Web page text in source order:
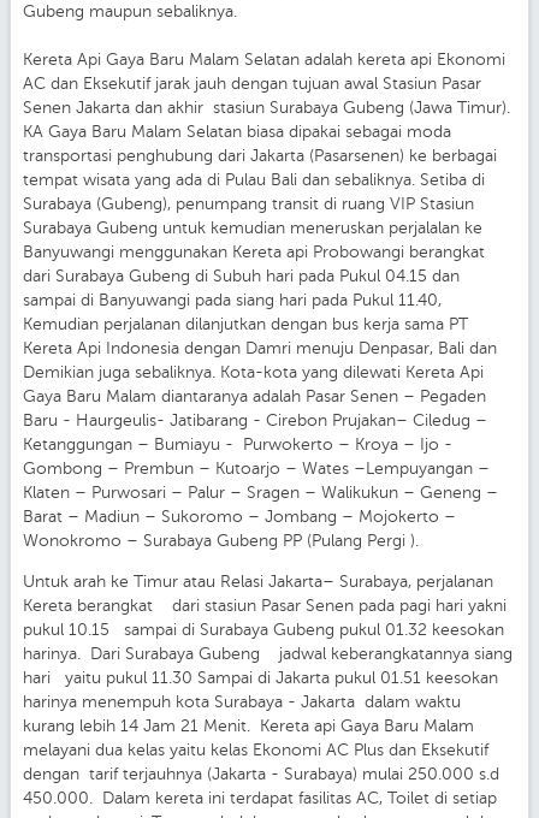
Gubeng maupun sebaliknya.
Kereta Api Gaya Baru Malam Selatan adalah kereta api Ekonomi
AC dan Eksekutif jarak jauh dengan tujuan awal Stasiun Pasar
Senen Jakarta dan akhir stasiun Surabaya Gubeng (Jawa Timur).
KA Gaya Baru Malam Selatan biasa dipakai sebagai moda
transportasi penghubung dari Jakarta (Pasarsenen) ke berbagai
tempat wisata yang ada di Pulau Bali dan sebaliknya. Setiba di
Surabaya (Gubeng), penumpang transit di ruang VIP Stasiun
Surabaya Gubeng untuk kemudian meneruskan perjalalan ke
Banyuwangi menggunakan Kereta api Probowangi berangkat
dari Surabaya Gubeng di Subuh hari pada Pukul 04.15 dan
sampai di Banyuwangi pada siang hari pada Pukul 11.40,
Kemudian perjalanan dilanjutkan dengan bus kerja sama PT
Kereta Api Indonesia dengan Damri menuju Denpasar, Bali dan
Demikian juga sebaliknya. Kota-kota yang dilewati Kereta Api
Gaya Baru Malam diantaranya adalah Pasar Senen – Pegaden
Baru - Haurgeulis- Jatibarang - Cirebon Prujakan– Ciledug –
Ketanggungan – Bumiayu - Purwokerto – Kroya – Ijo -
Gombong – Prembun – Kutoarjo – Wates –Lempuyangan –
Klaten – Purwosari – Palur – Sragen – Walikukun – Geneng –
Barat – Madiun – Sukoromo – Jombang – Mojokerto –
Wonokromo – Surabaya Gubeng PP (Pulang Pergi ).
Untuk arah ke Timur atau Relasi Jakarta– Surabaya, perjalanan
Kereta berangkat dari stasiun Pasar Senen pada pagi hari yakni
pukul 10.15 sampai di Surabaya Gubeng pukul 01.32 keesokan
harinya. Dari Surabaya Gubeng jadwal keberangkatannya siang
hari yaitu pukul 11.30 Sampai di Jakarta pukul 01.51 keesokan
harinya menempuh kota Surabaya - Jakarta dalam waktu
kurang lebih 14 Jam 21 Menit. Kereta api Gaya Baru Malam
melayani dua kelas yaitu kelas Ekonomi AC Plus dan Eksekutif
dengan tarif terjauhnya (Jakarta - Surabaya) mulai 250.000 s.d
450.000. Dalam kereta ini terdapat fasilitas AC, Toilet di setiap